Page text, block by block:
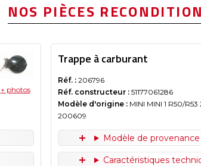
NOS PIÈCES
+ photos
Trappe à carburant
Réf. : 206796
Réf. constructeur : 51177061286
Modèle d'origine : MINI MINI 1 R50/R53
200609
Modèle de provenance
Caractéristiques